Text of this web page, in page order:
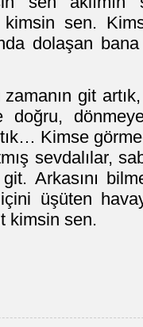
sen.
dolaşan
git
Kimse
sevdalılar,
Arkasını
üşüten
kimsin sen.